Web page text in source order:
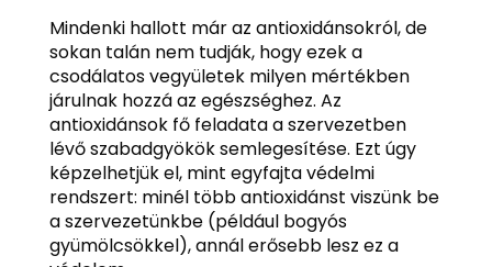
Mindenki hallott már az antioxidánsokról, de
sokan talán nem tudják, hogy ezek a
csodálatos vegyületek milyen mértékben
járulnak hozzá az egészséghez. Az
antioxidánsok fő feladata a szervezetben
lévő szabadgyökök semlegesítése. Ezt úgy
képzelhetjük el, mint egyfajta védelmi
rendszert: minél több antioxidánst viszünk be
a szervezetünkbe (például bogyós
gyümölcsökkel), annál erősebb lesz ez a